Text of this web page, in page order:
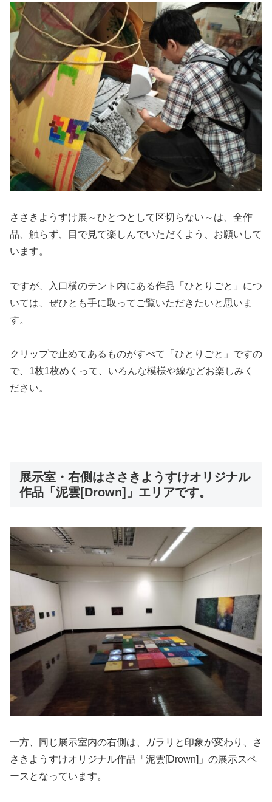
ささきようすけ展～ひとつとして区切らない～は、全作
品、触らず、目で見て楽しんでいただくよう、お願いして
います。
ですが、入口横のテント内にある作品「ひとりごと」につ
いては、ぜひとも手に取ってご覧いただきたいと思いま
す。
クリップで止めてあるものがすべて「ひとりごと」ですの
で、1枚1枚めくって、いろんな模様や線などお楽しみく
ださい。
展示室・右側はささきようすけオリジナル
作品「泥雲[Drown]」エリアです。
一方、同じ展示室内の右側は、ガラリと印象が変わり、さ
さきようすけオリジナル作品「泥雲[Drown]」の展示スペ
ースとなっています。